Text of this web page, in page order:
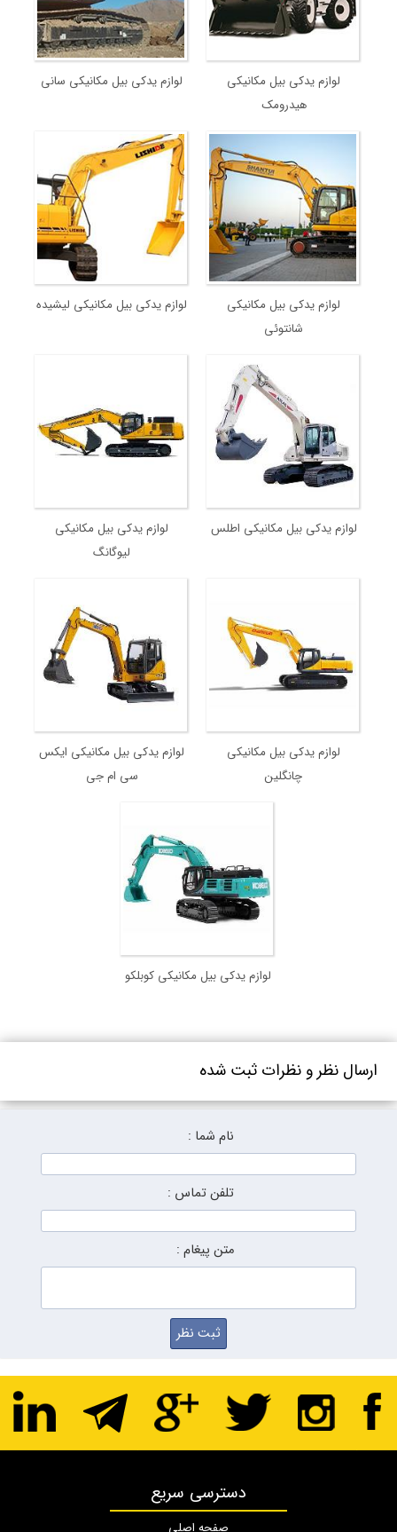
لوازم یدکی بیل مکانیکی
هیدرومک
لوازم یدکی بیل مکانیکی سانی
لوازم یدکی بیل مکانیکی
شانتوئی
لوازم یدکی بیل مکانیکی لیشیده
لوازم یدکی بیل مکانیکی اطلس
لوازم یدکی بیل مکانیکی
لیوگانگ
لوازم یدکی بیل مکانیکی
چانگلین
لوازم یدکی بیل مکانیکی ایکس
سی ام جی
لوازم یدکی بیل مکانیکی کوبلکو
ارسال نظر و نظرات ثبت شده
نام شما :
تلفن تماس :
متن پیغام :
دسترسی سریع
صفحه اصلی